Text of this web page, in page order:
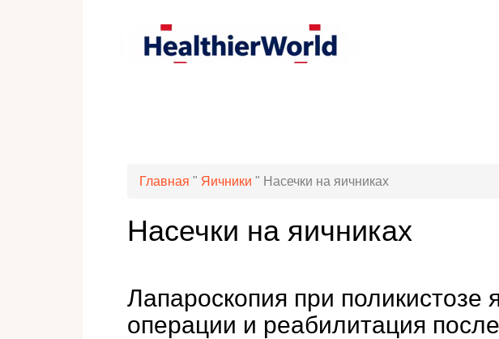
Главная " Яичники " Насечки на яичниках
Насечки на яичниках
Лапароскопия при поликистозе
операции и реабилитация после